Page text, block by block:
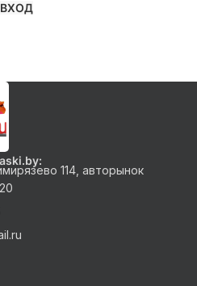
ВХОД
114, авторынок